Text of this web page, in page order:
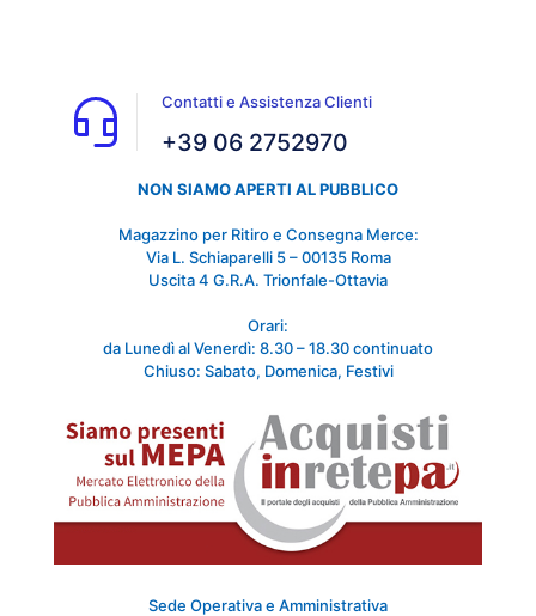
Contatti e Assistenza Clienti
+39 06 2752970
NON SIAMO APERTI AL PUBBLICO
Magazzino per Ritiro e Consegna Merce:
Via L. Schiaparelli 5 – 00135 Roma
Uscita 4 G.R.A. Trionfale-Ottavia
Orari:
da Lunedì al Venerdì: 8.30 – 18.30 continuato
Chiuso: Sabato, Domenica, Festivi
Sede Operativa e Amministrativa